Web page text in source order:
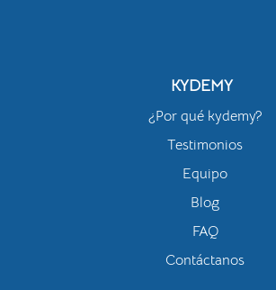
KYDEMY
¿Por qué kydemy?
Testimonios
Equipo
Blog
FAQ
Contáctanos